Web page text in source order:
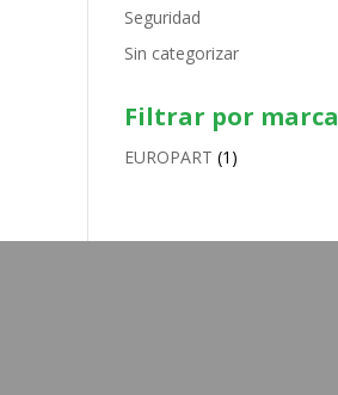
Seguridad
Sin categorizar
Filtrar por marca
EUROPART (1)